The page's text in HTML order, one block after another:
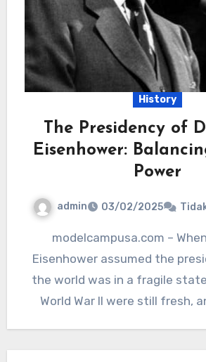
History
The Presidency of
Eisenhower:
Power
admin 03/02/2025
modelcampusa.com – When Dwight D.
Eisenhower assumed the
the world was in a fragile
World War II were still fresh,